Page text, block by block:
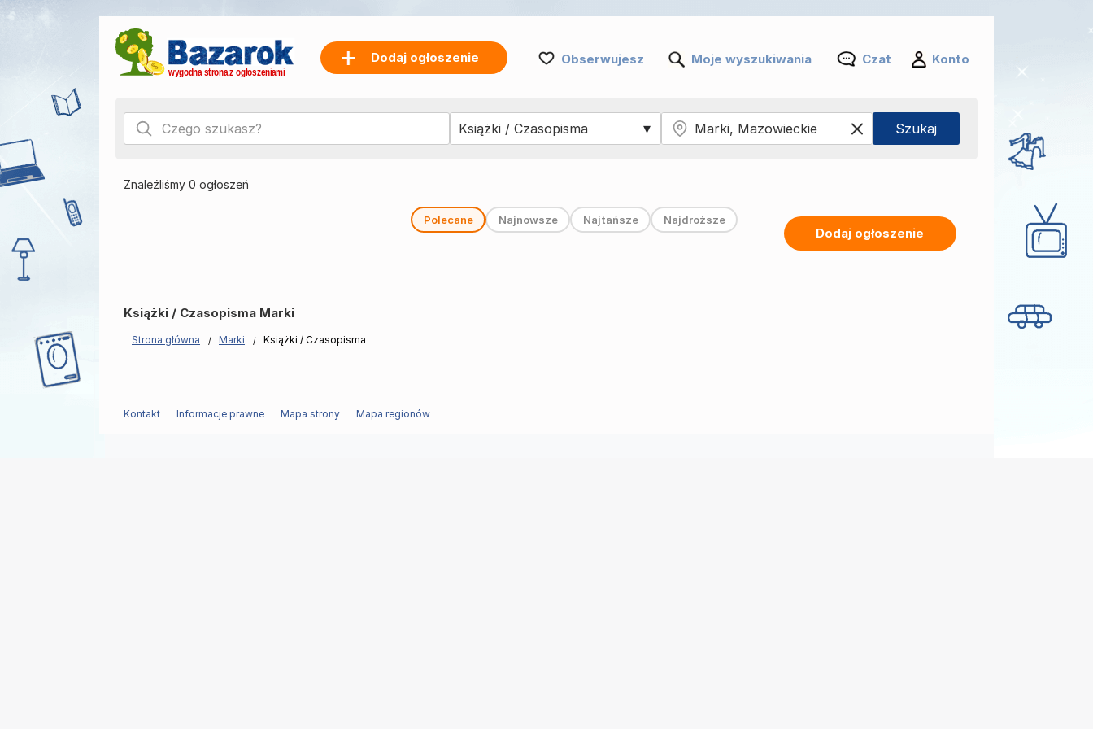
Dodaj ogłoszenie Obserwujesz Moje wyszukiwania Czat Konto
Znaleźliśmy 0 ogłoszeń
Polecane Najnowsze Najtańsze Najdroższe
Książki / Czasopisma Marki
Strona główna Marki Książki / Czasopisma
Dodaj ogłoszenie
Kontakt Informacje prawne Mapa strony Mapa regionów